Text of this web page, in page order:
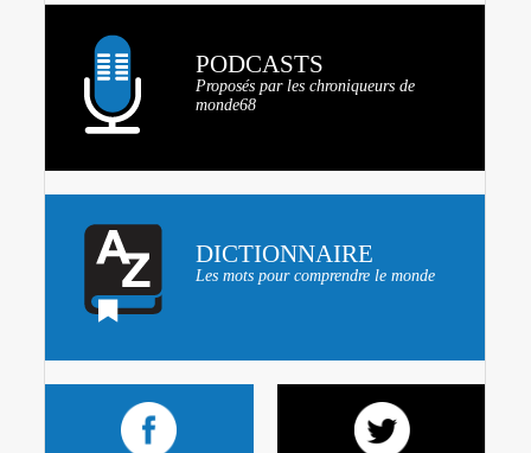
PODCASTS
Proposés par les chroniqueurs de
monde68
DICTIONNAIRE
Les mots pour comprendre le monde